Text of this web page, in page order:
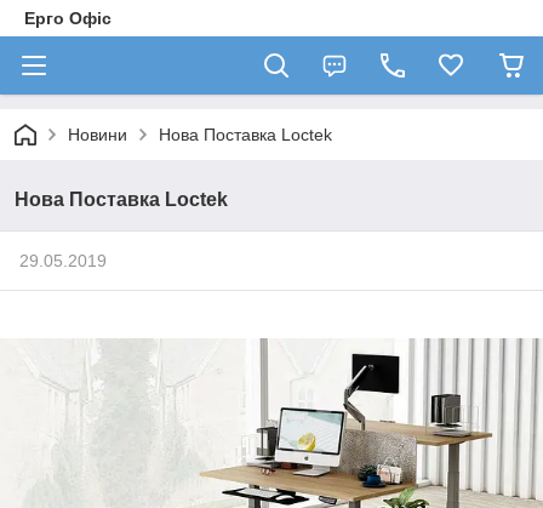
Ерго Офіс
Новини Нова Поставка Loctek
Нова Поставка Loctek
29.05.2019